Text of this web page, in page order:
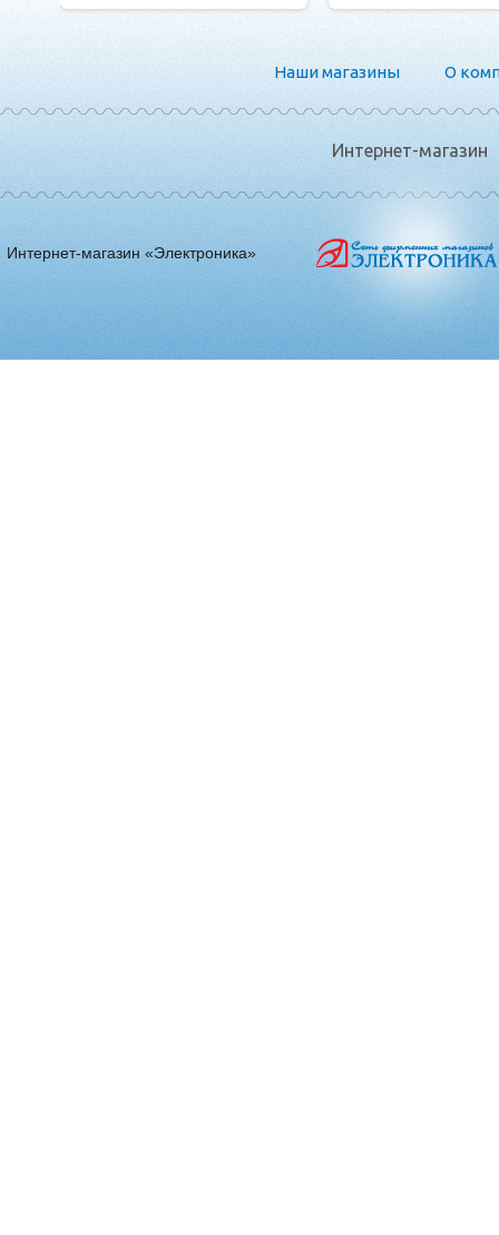
Наши магазины О
Интернет-магазин
Интернет-магазин «Электроника»